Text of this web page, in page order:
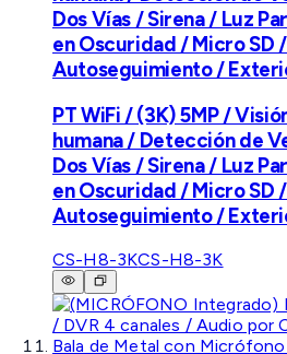
Dos Vías / Sirena / Luz
en Oscuridad / Micro SD
Autoseguimiento /
PT WiFi / (3K) 5MP /
humana / Detección de
Dos Vías / Sirena / Luz
en Oscuridad / Micro SD
Autoseguimiento /
CS-H8-3KCS-H8-3K